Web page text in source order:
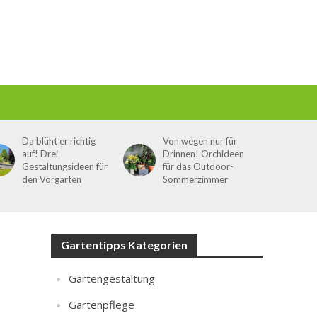
Da blüht er richtig
auf! Drei
Gestaltungsideen für
den Vorgarten
Von wegen nur für
Drinnen! Orchideen
für das Outdoor-
Sommerzimmer
Gartentipps Kategorien
Gartengestaltung
Gartenpflege